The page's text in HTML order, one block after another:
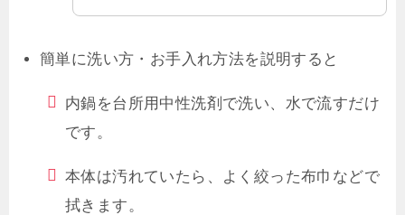
簡単に洗い方・お手入れ方法を説明すると
内鍋を台所用中性洗剤で洗い、水で流すだけ
です。
本体は汚れていたら、よく絞った布巾などで
拭きます。